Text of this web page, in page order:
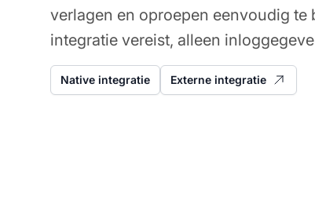
verlagen en oproepen eenvoudig te
integratie vereist, alleen
Native integratie Externe integratie